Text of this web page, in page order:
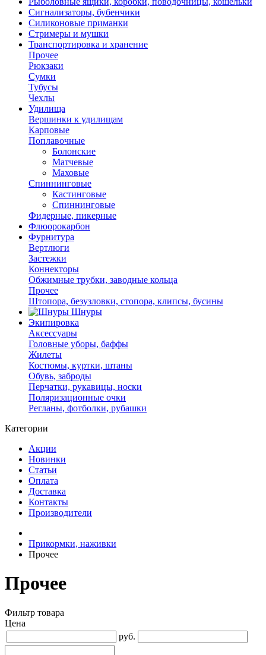
Сигнализаторы, бубенчики
Силиконовые приманки
Стримеры и мушки
Транспортировка и хранение
Прочее
Рюкзаки
Сумки
Тубусы
Чехлы
Удилища
Вершинки к удилищам
Карповые
Поплавочные
Болонские
Матчевые
Маховые
Спиннинговые
Кастинговые
Спиннинговые
Фидерные, пикерные
Флюорокарбон
Фурнитура
Вертлюги
Застежки
Коннекторы
Обжимные трубки, заводные кольца
Прочее
Штопора, безузловки, стопора, клипсы, бусины
Шнуры
Экипировка
Аксессуары
Головные уборы, баффы
Жилеты
Костюмы, куртки, штаны
Обувь, заброды
Перчатки, рукавицы, носки
Поляризационные очки
Регланы, фотболки, рубашки
Категории
Акции
Новинки
Статьи
Оплата
Доставка
Контакты
Производители
Прикормки, наживки
Прочее
Прочее
Фильтр товара
Цена
руб.